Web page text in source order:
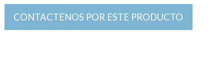
CONTACTENOS POR ESTE PRODUCTO